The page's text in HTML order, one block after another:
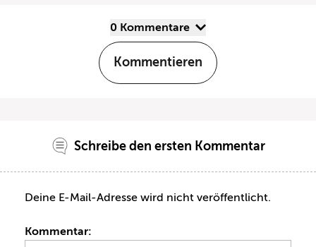
0 Kommentare
Kommentieren
Schreibe den ersten Kommentar
Deine E-Mail-Adresse wird nicht veröffentlicht.
Kommentar: